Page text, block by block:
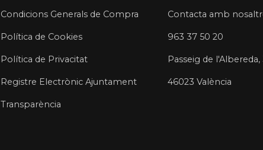
Condicions Generals de Compra
Política de Cookies
Política de Privacitat
Registre Electrònic Ajuntament
Transparència
Contacta amb
963 37 50 20
Passeig de l'Albereda,
46023 València